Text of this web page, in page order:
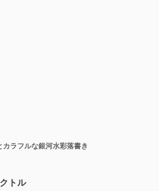
ラフルな銀河水彩落書き
トル